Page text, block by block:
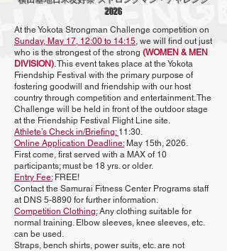
2026
At the Yokota Strongman Challenge competition on
Sunday, May 17, 12:00 to 14:15, we will find out just
who is the strongest of the strong (WOMEN & MEN
DIVISION). This event takes place at the Yokota
Friendship Festival with the primary purpose of
fostering goodwill and friendship with our host
country through competition and entertainment. The
Challenge will be held in front of the outdoor stage
at the Friendship Festival Flight Line site.
Athlete’s Check in/Briefing: 11:30.
Online Application Deadline:May 15th, 2026.
First come, first served with a MAX of 10
participants; must be 18 yrs. or older.
Entry Fee:FREE!
Contact the Samurai Fitness Center Programs staff
at DNS 5-8890 for further information.
Competition Clothing:Any clothing suitable for
normal training. Elbow sleeves, knee sleeves, etc.
can be used.
Straps, bench shirts, power suits, etc. are not